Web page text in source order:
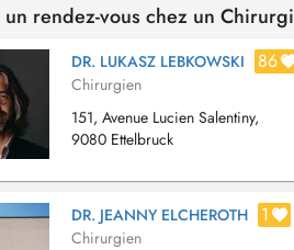
rendez-vous chez un
DR. LUKASZ LEBKOWSKI 86
Chirurgien
151, Avenue Lucien Salentiny,
9080 Ettelbruck
DR. JEANNY ELCHEROTH 1
Chirurgien